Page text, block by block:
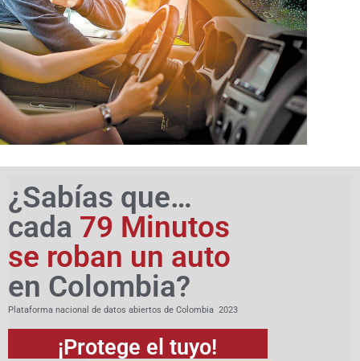
¿Sabías que…
cada 79 Minutos
se roban un auto
en Colombia?
Plataforma nacional de datos abiertos de Colombia 2023
¡Protege el tuyo!